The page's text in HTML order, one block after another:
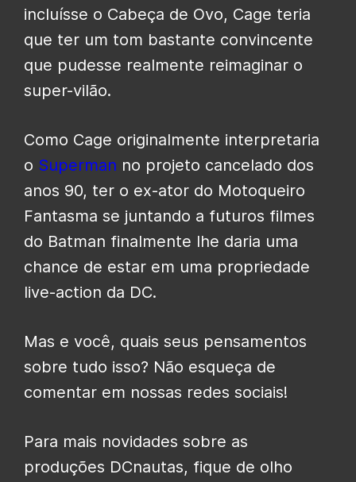
incluísse o Cabeça de Ovo, Cage teria
que ter um tom bastante convincente
que pudesse realmente reimaginar o
super-vilão.
Como Cage originalmente interpretaria
o Superman no projeto cancelado dos
anos 90, ter o ex-ator do Motoqueiro
Fantasma se juntando a futuros filmes
do Batman finalmente lhe daria uma
chance de estar em uma propriedade
live-action da DC.
Mas e você, quais seus pensamentos
sobre tudo isso? Não esqueça de
comentar em nossas redes sociais!
Para mais novidades sobre as
produções DCnautas, fique de olho